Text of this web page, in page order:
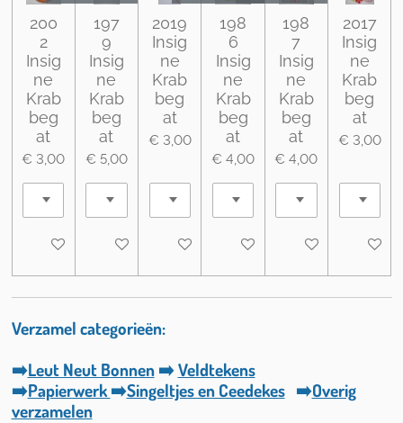
200
2
Insig
ne
Krab
beg
at
€ 3,00
In winkelwagen
197
9
Insig
ne
Krab
beg
at
€ 5,00
Houd mij op de hoogte
2019
Insig
ne
Krab
beg
at
€ 3,00
In winkelwagen
198
6
Insig
ne
Krab
beg
at
€ 4,00
Houd mij op de hoogte
198
7
Insig
ne
Krab
beg
at
€ 4,00
Houd mij op de
2017
Insig
ne
Krab
beg
at
€ 3,00
In
Verzamel categorieën:
➡️Leut Neut Bonnen ➡️Veldtekens
➡️Papierwerk ➡️Singeltjes en Ceedekes ➡️Overig
verzamelen